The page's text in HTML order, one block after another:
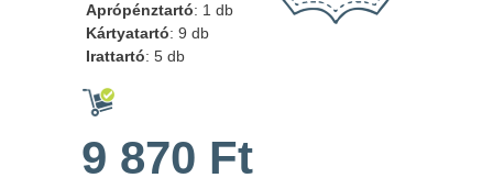
Aprópénztartó: 1 db
Kártyatartó: 9 db
Irattartó: 5 db
9 870 Ft